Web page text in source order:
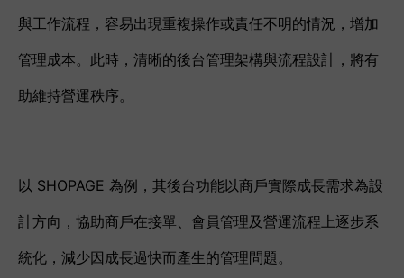
與工作流程，容易出現重複操作或責任不明的情況，增加
管理成本。此時，清晰的後台管理架構與流程設計，將有
助維持營運秩序。
以 SHOPAGE 為例，其後台功能以商戶實際成長需求為設
計方向，協助商戶在接單、會員管理及營運流程上逐步系
統化，減少因成長過快而產生的管理問題。